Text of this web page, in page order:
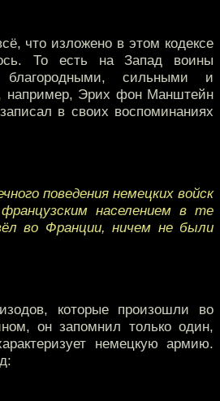
что изложено в этом кодексе
То есть на Запад воины
сильными и
например, Эрих фон Манштейн
в своих воспоминаниях
поведения немецких войск
населением в те
во Франции, ничем не были
которые произошли во
он запомнил только один,
немецкую армию.